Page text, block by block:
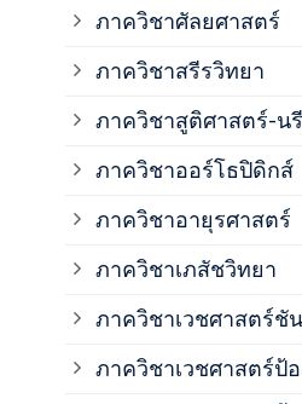
ภาควิชาศัลยศาสตร์
ภาควิชาสรีรวิทยา
ภาควิชาสูติศาสตร์-น
ภาควิชาออร์โธปิดิกส์
ภาควิชาอายุรศาสตร์
ภาควิชาเภสัชวิทยา
ภาควิชาเวชศาสตร์ชั
ภาควิชาเวชศาสตร์ป้